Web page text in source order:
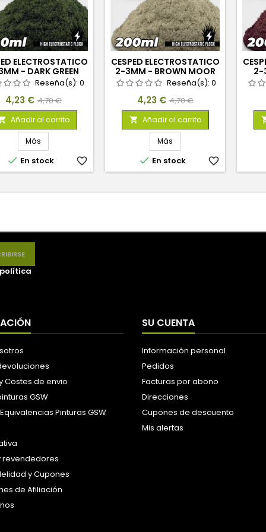
ELECTROSTATICO
- DARK GREEN
MARSH - 200ML
Reseña(s): 0
Precio
4,23 € Precio
base
4,70 €
Añadir al carrito
Más
 En stock favorite_border
CESPED ELECTROSTATICO
2-3MM - BROWN MOOR
GRASS - 200ML
Reseña(s): 0
Precio
4,23 € Precio
base
4,70 €
 Añadir al carrito
Más
 En stock favorite_border
2-
política
Costes de envio
GSW
Pinturas GSW
revendedores
y Cupones
de Afiliación
SU CUENTA
Información personal
Pedidos
Facturas por abono
Direcciones
Cupones de descuento
Mis alertas